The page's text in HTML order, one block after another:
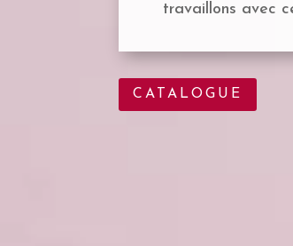
travaillons avec
CATALOGUE